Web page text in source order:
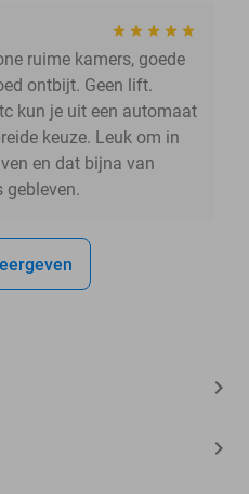
ruime kamers, goede
ontbijt. Geen lift.
kun je uit een automaat
keuze. Leuk om in
en dat bijna van
gebleven.